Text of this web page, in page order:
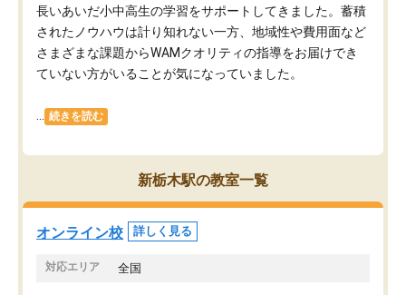
長いあいだ小中高生の学習をサポートしてきました。蓄積
されたノウハウは計り知れない一方、地域性や費用面など
さまざまな課題からWAMクオリティの指導をお届けでき
ていない方がいることが気になっていました。
続きを読む
新栃木駅の教室一覧
オンライン校 詳しく見る
対応エリア 全国